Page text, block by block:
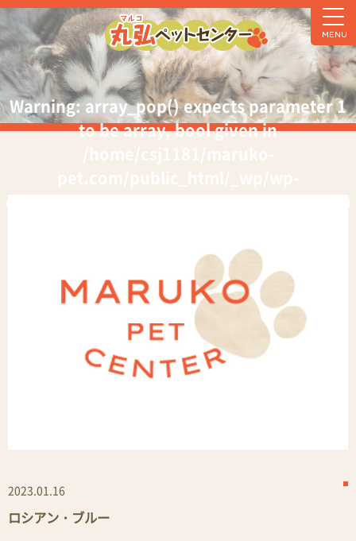
Warning: array_pop() expects parameter 1
to be array, bool given in
MENU
2023.01.16
ロシアン・ブルー